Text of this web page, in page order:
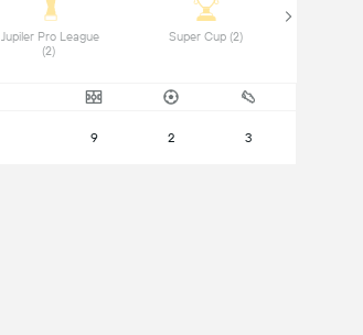
Jupiler Pro League
9 2 3